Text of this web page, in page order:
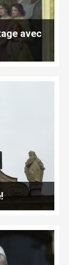
avec